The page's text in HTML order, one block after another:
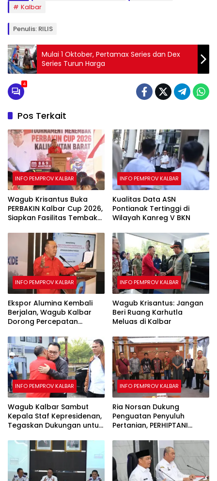
Kalbar
Penulis: RILIS
Mulai 1 Oktober, Pertamax Series dan Dex
Series Turun Harga
4
Pos Terkait
INFO PEMPROV KALBAR
Wagub Krisantus Buka
PERBAKIN Kalbar Cup 2026,
Siapkan Fasilitas Tembak
INFO PEMPROV KALBAR
Kualitas Data ASN
Pontianak Tertinggi di
Wilayah Kanreg V BKN
INFO PEMPROV KALBAR
Ekspor Alumina Kembali
Berjalan, Wagub Kalbar
Dorong Percepatan
INFO PEMPROV KALBAR
Wagub Krisantus: Jangan
Beri Ruang Karhutla
Meluas di Kalbar
INFO PEMPROV KALBAR
Wagub Kalbar Sambut
Kepala Staf Kepresidenan,
Tegaskan Dukungan untuk
INFO PEMPROV KALBAR
Ria Norsan Dukung
Penguatan Penyuluh
Pertanian, PERHIPTANI
untuk Tingkatkan Produksi